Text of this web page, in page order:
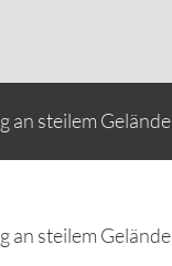
an steilem Gelände
an steilem Gelände